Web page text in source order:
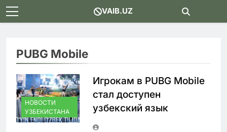
Skip
to
VAIB.UZ
PUBG Mobile
НОВОСТИ
УЗБЕКИСТАНА
Игрокам в PUBG Mobile
стал доступен
узбекский язык